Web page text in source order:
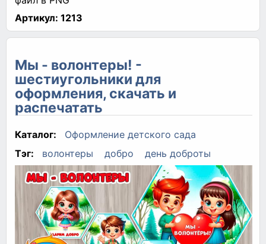
Артикул: 1213
Мы - волонтеры! -
шестиугольники для
оформления, скачать и
распечатать
Каталог:
Оформление детского сада
Тэг:
волонтеры добро день доброты